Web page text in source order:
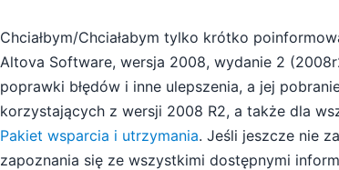
Chciałbym/Chciałabym tylko krótko
Altova Software, wersja 2008, wydanie 2
poprawki błędów i inne ulepszenia, a jej
korzystających z wersji 2008 R2, a także dla
Pakiet wsparcia i utrzymania. Jeśli jeszcze nie
zapoznania się ze wszystkimi dostępnymi